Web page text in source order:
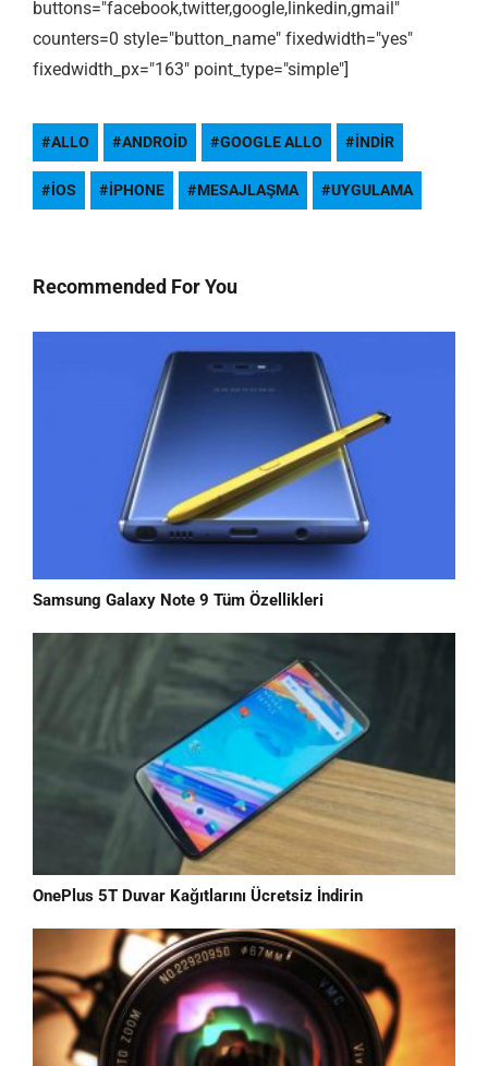
buttons="facebook,twitter,google,linkedin,gmail"
counters=0 style="button_name" fixedwidth="yes"
fixedwidth_px="163" point_type="simple"]
ALLO ANDROID GOOGLE ALLO INDIR
IOS IPHONE MESAJLAŞMA UYGULAMA
Recommended For You
Samsung Galaxy Note 9 Tüm Özellikleri
OnePlus 5T Duvar Kağıtlarını Ücretsiz İndirin